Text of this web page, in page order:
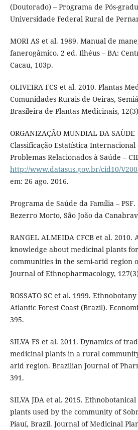
(Doutorado) – Programa de Pós-
Universidade Federal Rural de
MORI AS et al. 1989. Manual de
fanerogâmico. 2 ed. Ilhéus – BA:
Cacau, 103p.
OLIVEIRA FCS et al. 2010. Plantas
Comunidades Rurais de Oeiras,
Brasileira de Plantas Medicinais,
ORGANIZAÇÃO MUNDIAL DA SAÙDE
Classificação Estatística Internacional
Problemas Relacionados à Saúde –
http://www.datasus.gov.br/cid10/
em: 26 ago. 2016.
Programa de Saúde da Família –
Bezerro Morto, São João da
RANGEL ALMEIDA CFCB et al. 2010.
knowledge about medicinal plants
communities in the semi-arid region
Journal of Ethnopharmacology,
ROSSATO SC et al. 1999.
Atlantic Forest Coast (Brazil).
395.
SILVA FS et al. 2011. Dynamics of
medicinal plants in a rural
arid region. Brazilian Journal of
391.
SILVA JDA et al. 2015.
plants used by the community of
Piauí, Brazil. Journal of Medicinal